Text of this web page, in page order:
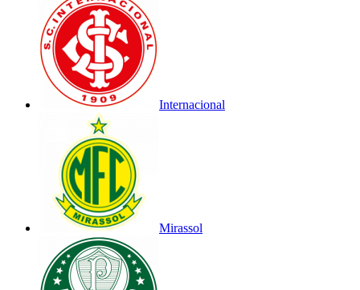
Internacional
Mirassol